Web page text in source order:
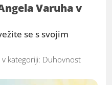
Varuha v
se s svojim
kategoriji: Duhovnost